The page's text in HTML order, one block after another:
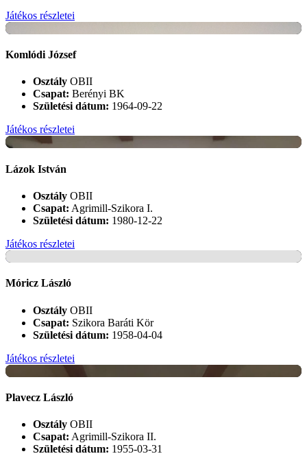
Játékos részletei
+
Komlódi József
Osztály OBII
Csapat: Berényi BK
Születési dátum: 1964-09-22
Játékos részletei
+
Lázok István
Osztály OBII
Csapat: Agrimill-Szikora I.
Születési dátum: 1980-12-22
Játékos részletei
+
Móricz László
Osztály OBII
Csapat: Szikora Baráti Kör
Születési dátum: 1958-04-04
Játékos részletei
+
Plavecz László
Osztály OBII
Csapat: Agrimill-Szikora II.
Születési dátum: 1955-03-31